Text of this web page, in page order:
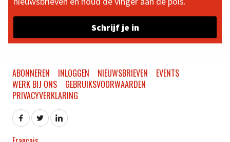
Schrijf je in
ABONNEREN INLOGGEN NIEUWSBRIEVEN
EVENTS
WERK BIJ ONS
GEBRUIKSVOORWAARDEN
PRIVACYVERKLARING